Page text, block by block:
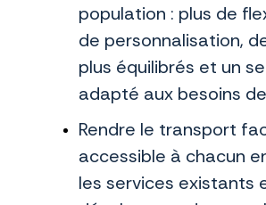
population : plus de
de personnalisation,
plus équilibrés et un
adapté aux besoins
Rendre le transport
accessible à chacun
les services existants